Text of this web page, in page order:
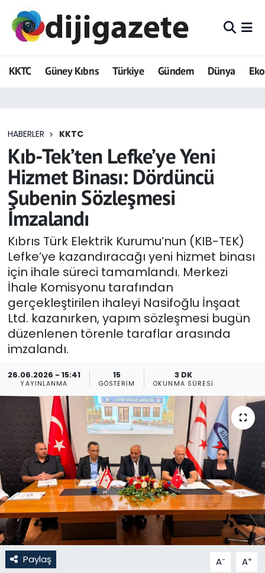
KKTC Güney Kıbrıs Türkiye Gündem Dünya
HABERLER KKTC
Kıb-Tek’ten Lefke’ye Yeni
Hizmet Binası: Dördüncü
Şubenin Sözleşmesi
İmzalandı
Kıbrıs Türk Elektrik Kurumu’nun (KIB-TEK)
Lefke’ye kazandıracağı yeni hizmet binası
için ihale süreci tamamlandı. Merkezi
İhale Komisyonu tarafından
gerçekleştirilen ihaleyi Nasifoğlu İnşaat
Ltd. kazanırken, yapım sözleşmesi bugün
düzenlenen törenle taraflar arasında
imzalandı.
26.06.2026 - 15:41
YAYINLANMA
15
GÖSTERIM
3 DK
OKUNMA SÜRESI
Paylaş A- A+
ADVERTORIAL
Dijigazete
Eğitim
Ekonomi
Foto Galeri
GEZİ
Güncel
Gündem
KKTC
KKTC YEREL SEÇİM 2018
Kültür Sanat
Magazin
Moda
Nöbetçi Eczaneler
Otomobil Dünyası
Politika
SAĞLIK
Hava Durumu
Trafik Durumu
Tüm Manşetler
Son Dakika Haberleri
Haber Arşivi